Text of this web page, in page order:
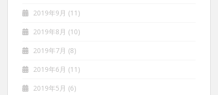
2019年9月 (11)
2019年8月 (10)
2019年7月 (8)
2019年6月 (11)
2019年5月 (6)